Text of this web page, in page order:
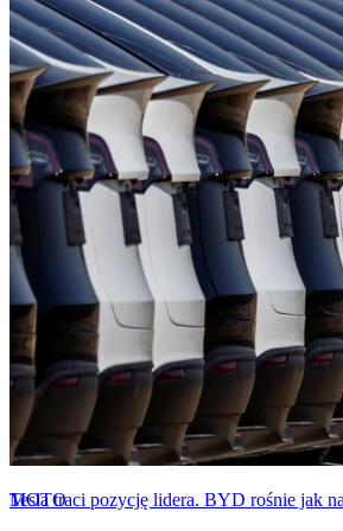
MOTO
Tesla traci pozycję lidera. BYD rośnie jak